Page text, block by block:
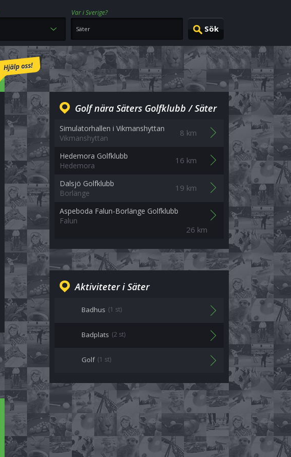
Var i Sverige?
Golf nära Säters Golfklubb / Säter
Simulatorhallen i Vikmanshyttan
Vikmanshyttan
8 km
Hedemora Golfklubb
Hedemora
16 km
Dalsjö Golfklubb
Borlänge
19 km
Aspeboda Falun-Borlänge Golfklubb
Falun
26 km
Aktiviteter i Säter
Badhus (1 st)
Badplats (2 st)
Golf (1 st)